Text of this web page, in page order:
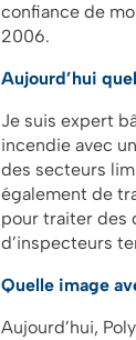
confiance de
2006.
Aujourd’hui
Je suis expert
incendie avec
des secteurs
également de
pour traiter des
d’inspecteurs
Quelle image
Aujourd’hui,